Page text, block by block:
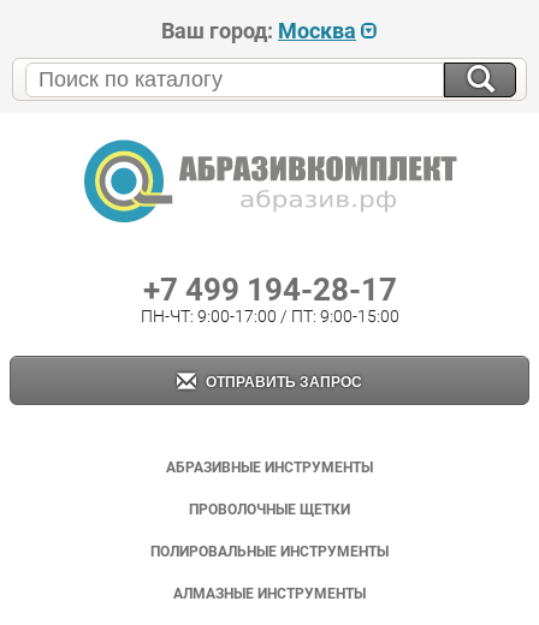
Ваш город: Москва
+7 499 194-28-17
ПН-ЧТ: 9:00-17:00 / ПТ: 9:00-15:00
ОТПРАВИТЬ ЗАПРОС
АБРАЗИВНЫЕ ИНСТРУМЕНТЫ
ПРОВОЛОЧНЫЕ ЩЕТКИ
ПОЛИРОВАЛЬНЫЕ ИНСТРУМЕНТЫ
АЛМАЗНЫЕ ИНСТРУМЕНТЫ